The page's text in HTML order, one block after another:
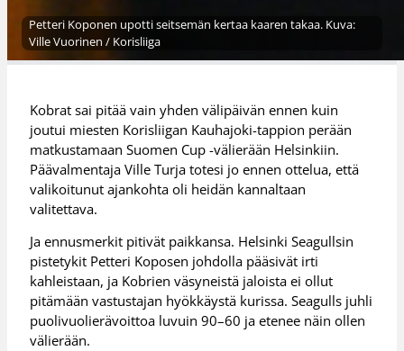
Petteri Koponen upotti seitsemän kertaa kaaren takaa. Kuva:
Ville Vuorinen / Korisliiga
Kobrat sai pitää vain yhden välipäivän ennen kuin
joutui miesten Korisliigan Kauhajoki-tappion perään
matkustamaan Suomen Cup -välierään Helsinkiin.
Päävalmentaja Ville Turja totesi jo ennen ottelua, että
valikoitunut ajankohta oli heidän kannaltaan
valitettava.
Ja ennusmerkit pitivät paikkansa. Helsinki Seagullsin
pistetykit Petteri Koposen johdolla pääsivät irti
kahleistaan, ja Kobrien väsyneistä jaloista ei ollut
pitämään vastustajan hyökkäystä kurissa. Seagulls juhli
puolivuolierävoittoa luvuin 90–60 ja etenee näin ollen
välierään.